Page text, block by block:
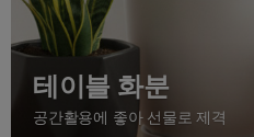
테이블 화분
공간활용에 좋아 선물로 제격